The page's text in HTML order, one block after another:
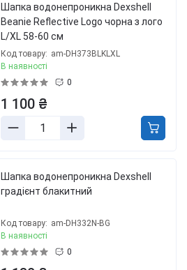
Шапка водонепроникна Dexshell
Beanie Reflective Logo чорна з лого
L/XL 58-60 см
Код товару: am-DH373BLKLXL
В наявності
0
1 100 ₴
Шапка водонепроникна Dexshell
градієнт блакитний
Код товару: am-DH332N-BG
В наявності
0